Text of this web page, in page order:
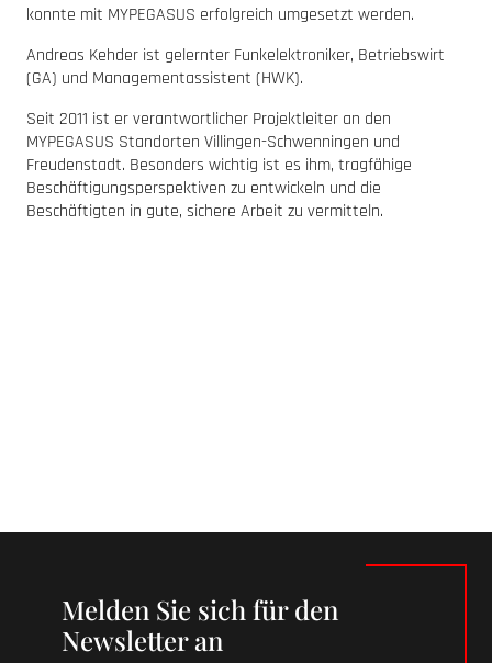
konnte mit MYPEGASUS erfolgreich umgesetzt werden.
Andreas Kehder ist gelernter Funkelektroniker, Betriebswirt
(GA) und Managementassistent (HWK).
Seit 2011 ist er verantwortlicher Projektleiter an den
MYPEGASUS Standorten Villingen-Schwenningen und
Freudenstadt. Besonders wichtig ist es ihm, tragfähige
Beschäftigungsperspektiven zu entwickeln und die
Beschäftigten in gute, sichere Arbeit zu vermitteln.
Melden Sie sich für den
Newsletter an